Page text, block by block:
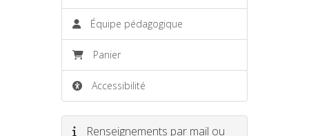
Équipe pédagogique
Panier
Accessibilité
Renseignements par mail ou